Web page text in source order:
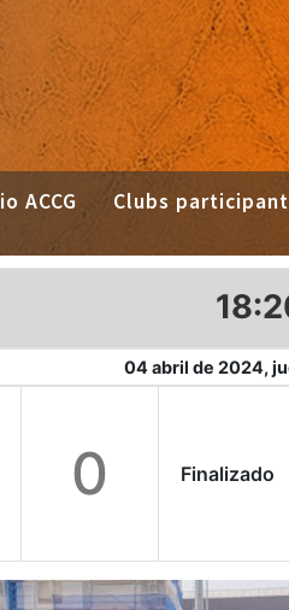
ACCG Clubs
04 abril de 2024,
0 Finalizado